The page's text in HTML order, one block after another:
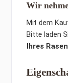
Wir
Mit dem
Bitte laden
Ihres